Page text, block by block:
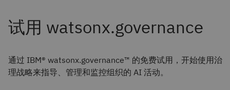
通过 IBM® watsonx.governance™ 的免费试用，开始使用治
理战略来指导、管理和监控组织的 AI 活动。